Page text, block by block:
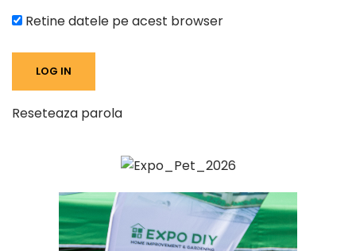
Retine datele pe acest browser
Reseteaza parola